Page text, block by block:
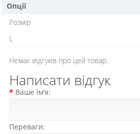
Опції
Розмір
L
Немає відгуків про цей товар.
Написати відгук
Ваше ім’я:
Переваги: